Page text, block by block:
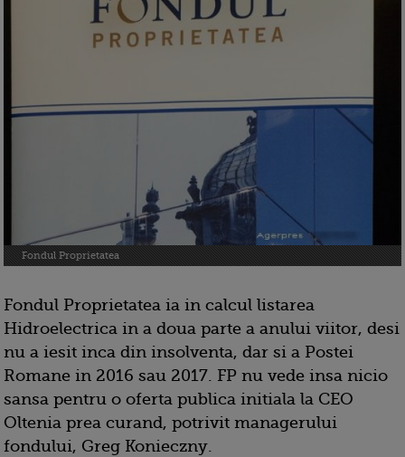
Fondul Proprietatea
Fondul Proprietatea ia in calcul listarea
Hidroelectrica in a doua parte a anului viitor, desi
nu a iesit inca din insolventa, dar si a Postei
Romane in 2016 sau 2017. FP nu vede insa nicio
sansa pentru o oferta publica initiala la CEO
Oltenia prea curand, potrivit managerului
fondului, Greg Konieczny.